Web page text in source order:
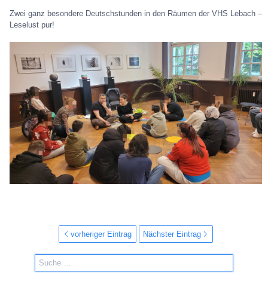
Zwei ganz besondere Deutschstunden in den Räumen der VHS Lebach –
Leselust pur!
vorheriger Eintrag Nächster Eintrag